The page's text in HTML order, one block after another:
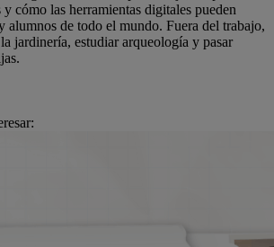
cómo las herramientas digitales pueden
alumnos de todo el mundo. Fuera del trabajo,
jardinería, estudiar arqueología y pasar